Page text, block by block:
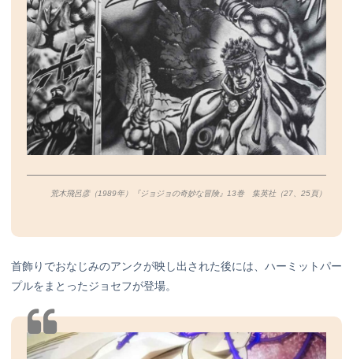
荒木飛呂彦（1989年）『ジョジョの奇妙な冒険』13巻 集英社（27、25頁）
首飾りでおなじみのアンクが映し出された後には、ハーミットパー
プルをまとったジョセフが登場。